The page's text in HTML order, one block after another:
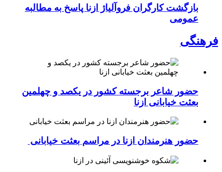
بازگشت کارگران فروآلیاژ ازنا پاسخ به مطالبه
عمومی
فرهنگی
حضور شاعر برجسته کشور در یکصد و چهلمین
بعثت خیابانی ازنا
حضور هنرمندان ازنا در مراسم بعثت خیابانی